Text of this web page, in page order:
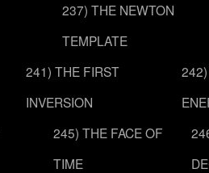
237) THE NEWTON
TEMPLATE
241) THE FIRST
INVERSION
245) THE FACE OF
TIME